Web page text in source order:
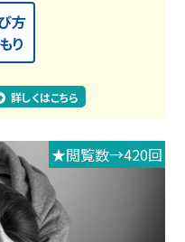
方
り
詳しくはこちら
★閲覧数→420回